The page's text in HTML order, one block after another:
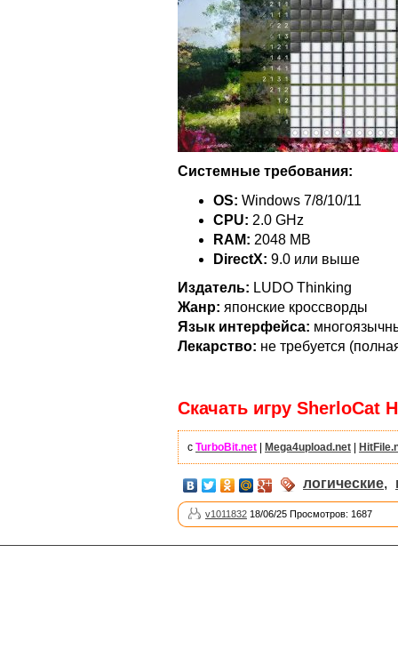
Системные требования:
OS: Windows 7/8/10/11
CPU: 2.0 GHz
RAM: 2048 MB
DirectX: 9.0 или выше
Издатель: LUDO Thinking
Жанр: японские кроссворды
Язык интерфейса:
Лекарство: не требуется
Скачать игру SherloCat
с TurboBit.net Mega4upload.net
логические,
v1011832 18/06/25 Просмотров: 1687